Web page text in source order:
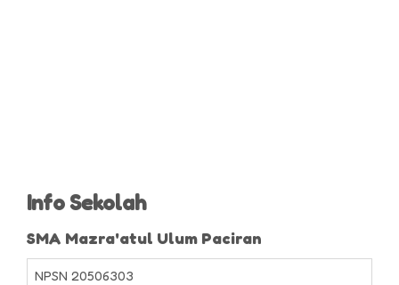
Info Sekolah
SMA Mazra'atul Ulum Paciran
NPSN 20506303